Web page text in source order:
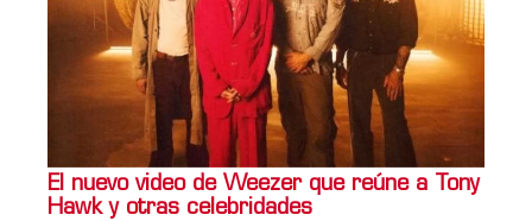
El nuevo video de Weezer que reúne a Tony
Hawk y otras celebridades